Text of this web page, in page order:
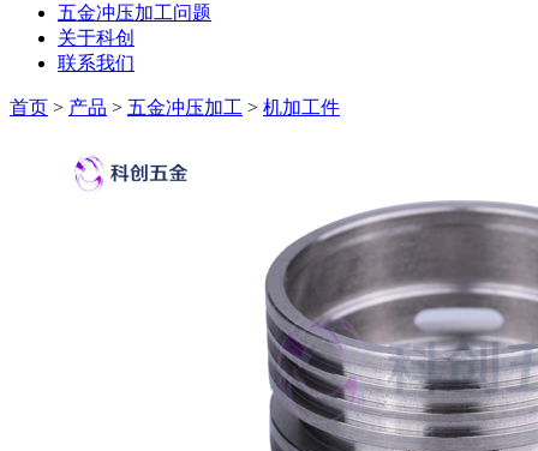
五金冲压加工问题
关于科创
联系我们
首页 > 产品 > 五金冲压加工 > 机加工件